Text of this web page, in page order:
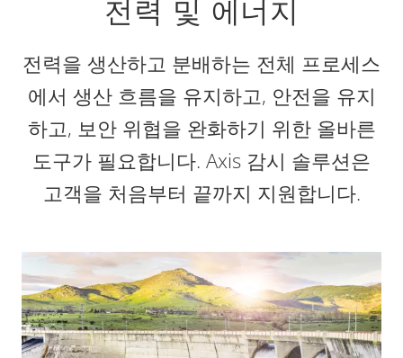
전력 및 에너지
전력을 생산하고 분배하는 전체 프로세스
에서 생산 흐름을 유지하고, 안전을 유지
하고, 보안 위협을 완화하기 위한 올바른
도구가 필요합니다. Axis 감시 솔루션은
고객을 처음부터 끝까지 지원합니다.